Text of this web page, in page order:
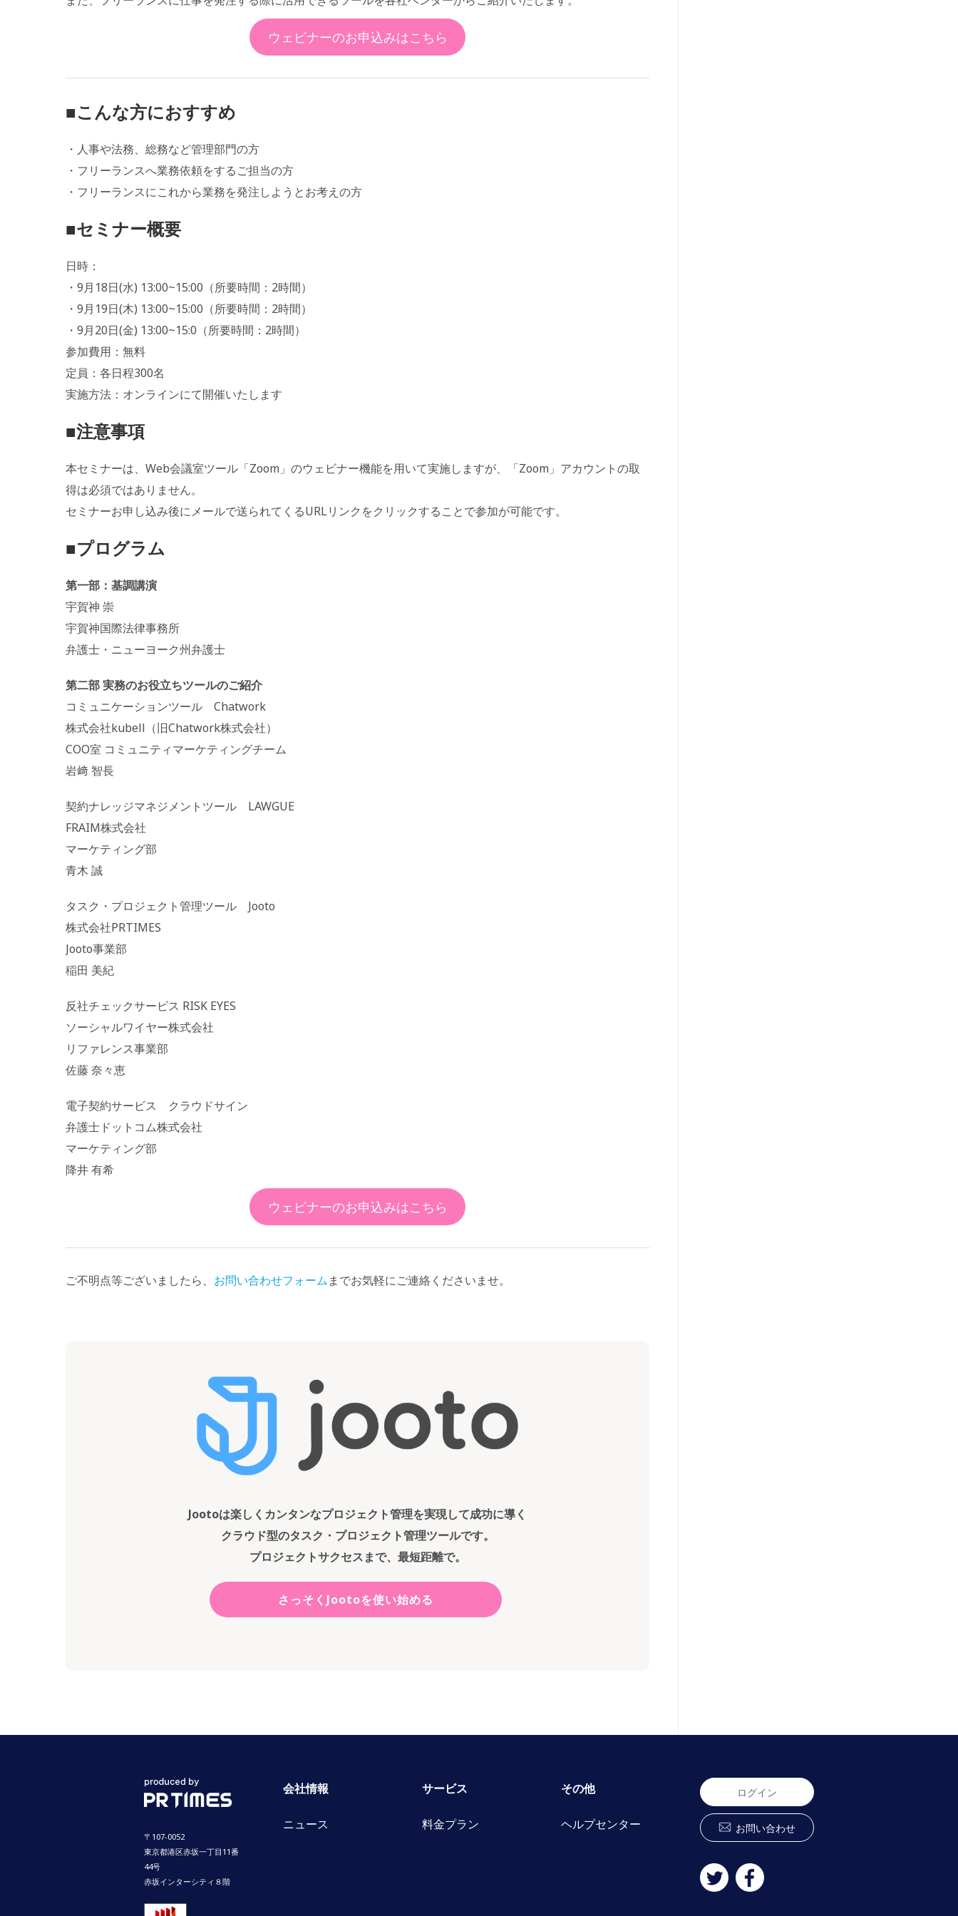
ウェビナーのお申込みはこちら
■こんな方におすすめ
・人事や法務、総務など管理部門の方
・フリーランスへ業務依頼をするご担当の方
・フリーランスにこれから業務を発注しようとお考えの方
■セミナー概要
日時：
・9月18日(水) 13:00~15:00（所要時間：2時間）
・9月19日(木) 13:00~15:00（所要時間：2時間）
・9月20日(金) 13:00~15:0（所要時間：2時間）
参加費用：無料
定員：各日程300名
実施方法：オンラインにて開催いたします
■注意事項
本セミナーは、Web会議室ツール「Zoom」のウェビナー機能を用いて実施しますが、「Zoom」アカウントの取
得は必須ではありません。
セミナーお申し込み後にメールで送られてくるURLリンクをクリックすることで参加が可能です。
■プログラム
第一部：基調講演
宇賀神 崇
宇賀神国際法律事務所
弁護士・ニューヨーク州弁護士
第二部 実務のお役立ちツールのご紹介
コミュニケーションツール Chatwork
株式会社kubell（旧Chatwork株式会社）
COO室 コミュニティマーケティングチーム
岩﨑 智長
契約ナレッジマネジメントツール LAWGUE
FRAIM株式会社
マーケティング部
青木 誠
タスク・プロジェクト管理ツール Jooto
株式会社PRTIMES
Jooto事業部
稲田 美紀
反社チェックサービス RISK EYES
ソーシャルワイヤー株式会社
リファレンス事業部
佐藤 奈々恵
電子契約サービス クラウドサイン
弁護士ドットコム株式会社
マーケティング部
降井 有希
ウェビナーのお申込みはこちら
ご不明点等ございましたら、 お問い合わせフォームまでお気軽にご連絡くださいませ。
Jootoは楽しくカンタンなプロジェクト管理を実現して成功に導く
クラウド型のタスク・プロジェクト管理ツールです。
プロジェクトサクセスまで、最短距離で。
さっそくJootoを使い始める
〒107-0052
東京都港区赤坂一丁目11番
44号
赤坂インターシティ８階
会社情報
ニュース
サービス
料金プラン
その他
ヘルプセンター
ログイン
お問い合わせ